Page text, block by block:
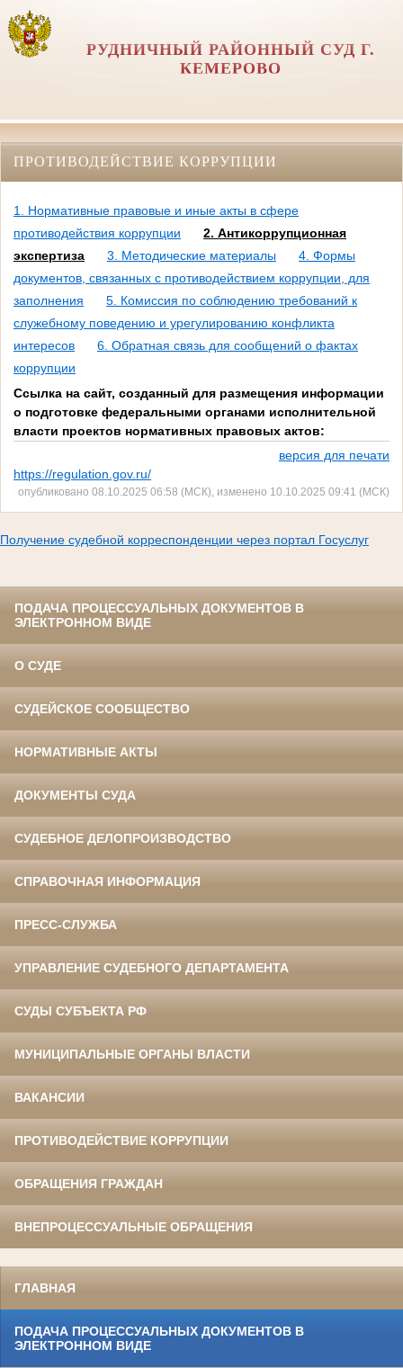
РУДНИЧНЫЙ РАЙОННЫЙ СУД Г.
КЕМЕРОВО
ПРОТИВОДЕЙСТВИЕ КОРРУПЦИИ
1. Нормативные правовые и иные акты в сфере
противодействия коррупции
2. Антикоррупционная
экспертиза
3. Методические материалы
4. Формы
документов, связанных с противодействием коррупции, для
заполнения
5. Комиссия по соблюдению требований к
служебному поведению и урегулированию конфликта
интересов
6. Обратная связь для сообщений о фактах
коррупции
Ссылка на сайт, созданный для размещения информации
о подготовке федеральными органами исполнительной
власти проектов нормативных правовых актов:
версия для печати
https://regulation.gov.ru/
опубликовано 08.10.2025 06:58 (МСК), изменено 10.10.2025 09:41 (МСК)
Получение судебной корреспонденции через портал Госуслуг
ПОДАЧА ПРОЦЕССУАЛЬНЫХ ДОКУМЕНТОВ В
ЭЛЕКТРОННОМ ВИДЕ
О СУДЕ
СУДЕЙСКОЕ СООБЩЕСТВО
НОРМАТИВНЫЕ АКТЫ
ДОКУМЕНТЫ СУДА
СУДЕБНОЕ ДЕЛОПРОИЗВОДСТВО
СПРАВОЧНАЯ ИНФОРМАЦИЯ
ПРЕСС-СЛУЖБА
УПРАВЛЕНИЕ СУДЕБНОГО ДЕПАРТАМЕНТА
СУДЫ СУБЪЕКТА РФ
МУНИЦИПАЛЬНЫЕ ОРГАНЫ ВЛАСТИ
ВАКАНСИИ
ПРОТИВОДЕЙСТВИЕ КОРРУПЦИИ
ОБРАЩЕНИЯ ГРАЖДАН
ВНЕПРОЦЕССУАЛЬНЫЕ ОБРАЩЕНИЯ
ГЛАВНАЯ
ПОДАЧА ПРОЦЕССУАЛЬНЫХ ДОКУМЕНТОВ В
ЭЛЕКТРОННОМ ВИДЕ